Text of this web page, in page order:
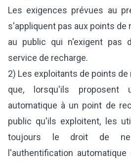
Les exigences prévues au
s'appliquent pas aux points
au public qui n'exigent pas
service de recharge.
2) Les exploitants de points
que, lorsqu'ils proposent
automatique à un point de
public qu'ils exploitent, les
toujours le droit de
l'authentification